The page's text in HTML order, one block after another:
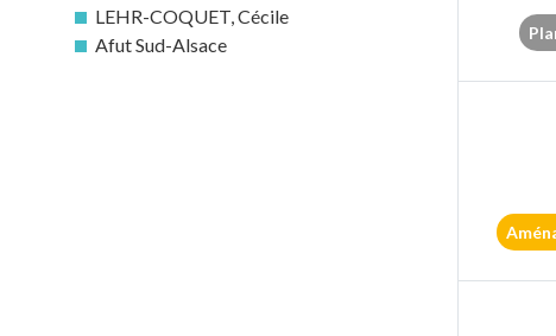
LEHR-COQUET, Cécile
Afut Sud-Alsace